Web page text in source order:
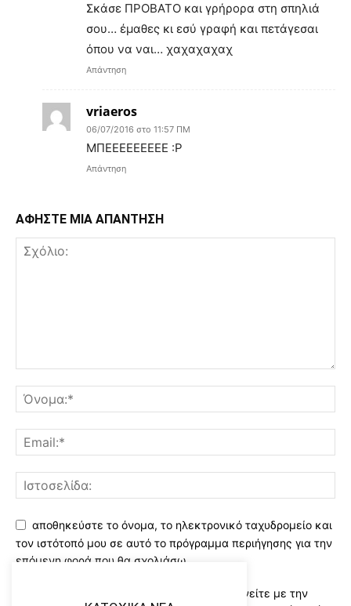
Σκάσε ΠΡΟΒΑΤΟ και γρήρορα στη σπηλιά
σου… έμαθες κι εσύ γραφή και πετάγεσαι
όπου να ναι… χαχαχαχαχ
Απάντηση
vriaeros
06/07/2016 στο 11:57 ΠΜ
ΜΠΕΕΕΕΕΕΕΕΕ :Ρ
Απάντηση
ΑΦΗΣΤΕ ΜΙΑ ΑΠΑΝΤΗΣΗ
αποθηκεύστε το όνομα, το ηλεκτρονικό ταχυδρομείο και
τον ιστότοπό μου σε αυτό το πρόγραμμα περιήγησης για την
επόμενη φορά που θα σχολιάσω.
Χρησιμοποιώντας αυτό το έντυπο συμφωνείτε με την